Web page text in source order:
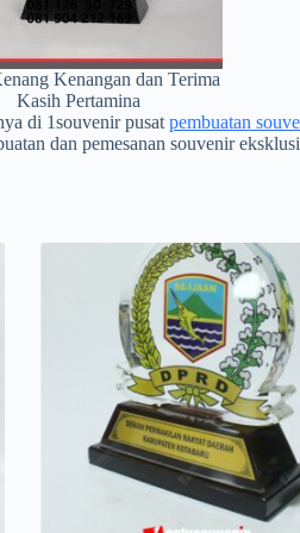
Kenangan dan Terima
Kasih Pertamina
di 1souvenir pusat pembuatan
dan pemesanan souvenir